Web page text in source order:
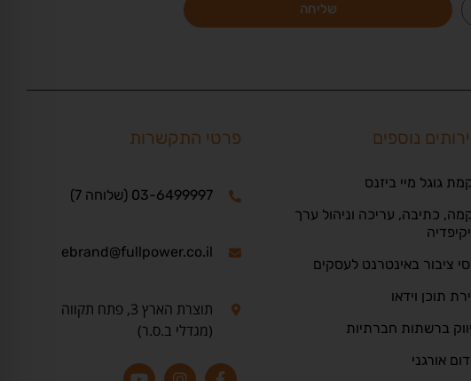
שליחה
נוספים
גוגל מיי ביזנס
כתיבה, עריכה וניהול ערך
ציבור באינטרנט לעסקים
תוכן וידאו
ברשתות חברתיות
אורגני
פרטי התקשרות
03-6499997 (שלוחה 7)
ebrand@fullpower.co.il
תוצרת הארץ 3, פתח תקווה
(מגדלי ב.ס.ר)